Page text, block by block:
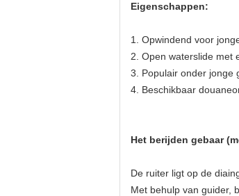
Eigenschappen:
1. Opwindend voor
2. Open waterslide met
3. Populair onder jonge
4. Beschikbaar
Het berijden gebaar
De ruiter ligt op de
Met behulp van guider,